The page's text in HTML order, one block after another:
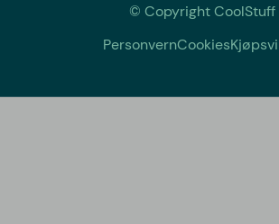
© Copyright CoolStuff
PersonvernCookies